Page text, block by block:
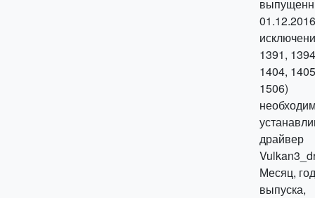
1391,
1404,
1506)
драйвер
Месяц, год
выпуска,